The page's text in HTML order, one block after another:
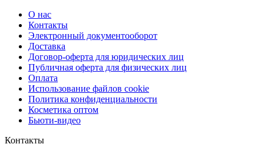
О нас
Контакты
Электронный документооборот
Доставка
Договор-оферта для юридических лиц
Публичная оферта для физических лиц
Оплата
Использование файлов cookie
Политика конфиденциальности
Косметика оптом
Бьюти-видео
Контакты